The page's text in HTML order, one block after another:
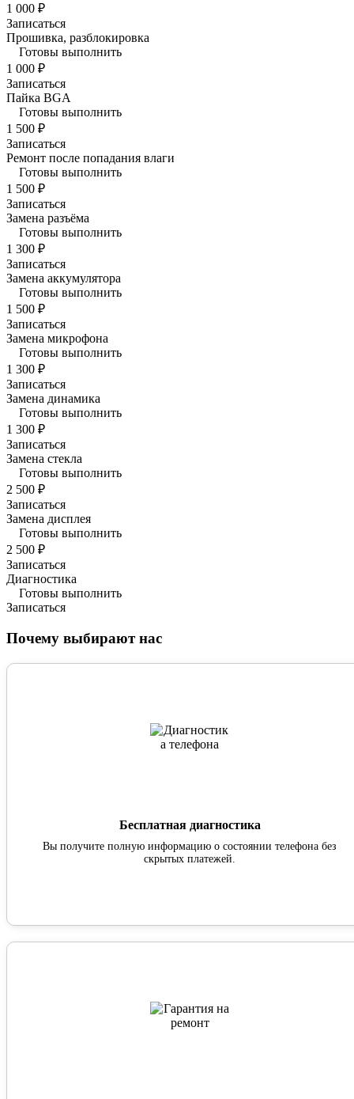
1 000 ₽
Записаться
Прошивка, разблокировка
Готовы выполнить
1 000 ₽
Записаться
Пайка BGA
Готовы выполнить
1 500 ₽
Записаться
Ремонт после попадания влаги
Готовы выполнить
1 500 ₽
Записаться
Замена разъёма
Готовы выполнить
1 300 ₽
Записаться
Замена аккумулятора
Готовы выполнить
1 500 ₽
Записаться
Замена микрофона
Готовы выполнить
1 300 ₽
Записаться
Замена динамика
Готовы выполнить
1 300 ₽
Записаться
Замена стекла
Готовы выполнить
2 500 ₽
Записаться
Замена дисплея
Готовы выполнить
2 500 ₽
Записаться
Диагностика
Готовы выполнить
Записаться
Почему выбирают нас
Бесплатная диагностика
Вы получите полную информацию о состоянии телефона без
скрытых платежей.